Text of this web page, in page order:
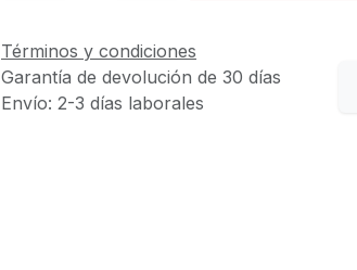
Términos y condiciones
Garantía de devolución de 30 días
Envío: 2-3 días laborales